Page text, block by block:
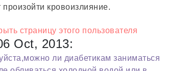
кровоизлияние.
Oct, 2013:
ли диабетикам заниматься